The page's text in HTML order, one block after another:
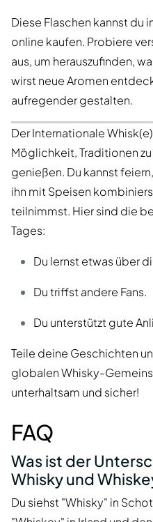
Diese Flaschen kannst du
online kaufen. Probiere
aus, um herauszufinden,
wirst neue Aromen
aufregender gestalten.
Der Internationale
Möglichkeit, Traditionen
genießen. Du kannst
ihn mit Speisen
teilnimmst. Hier sind die
Tages:
Du lernst etwas über
Du triffst andere Fans.
Du unterstützt gute
Teile deine Geschichten
globalen Whisky-
unterhaltsam und sicher!
FAQ
Was ist der
Whisky und
Du siehst "Whisky" in